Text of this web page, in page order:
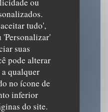
tudo',
'Personalizar'
suas
pode alterar
a qualquer
no ícone de
inferior
do site.
Ter
- 22:00